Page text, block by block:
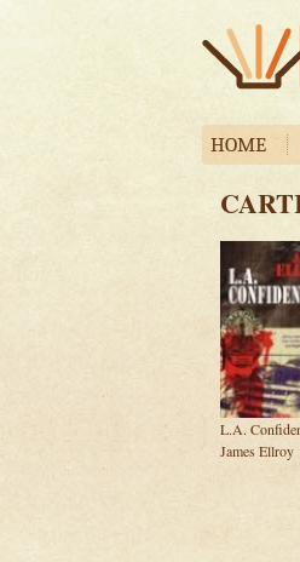
HOME
L.A.
James Ellroy